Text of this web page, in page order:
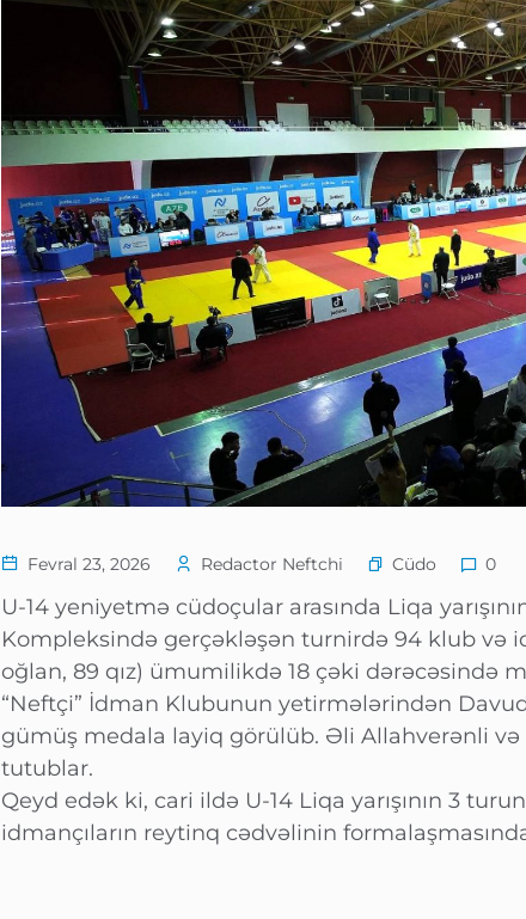
Fevral 23, 2026 Redactor Neftchi Cüdo 0
U-14 yeniyetmə cüdoçular arasında Liqa
Kompleksində gerçəkləşən turnirdə 94 klub və
oğlan, 89 qız) ümumilikdə 18 çəki dərəcəsində
“Neftçi” İdman Klubunun yetirmələrindən
gümüş medala layiq görülüb. Əli Allahverənli
tutublar.
Qeyd edək ki, cari ildə U-14 Liqa yarışının 3
idmançıların reytinq cədvəlinin